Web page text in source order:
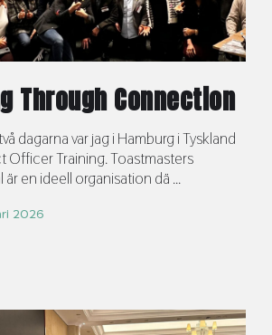
Through Connection
dagarna var jag i Hamburg i Tyskland
Officer Training. Toastmasters
en ideell organisation dä ...
2026